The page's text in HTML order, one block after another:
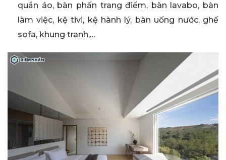
quần áo, bàn phấn trang điểm, bàn lavabo, bàn
làm việc, kệ tivi, kệ hành lý, bàn uống nước, ghế
sofa, khung tranh,…